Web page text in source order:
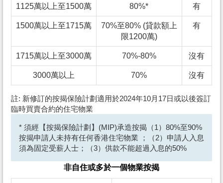
1125萬以上至1500萬 80%* 有
1500萬以上至1715萬
70%至80% (貸款額上
限1200萬)
有
1715萬以上至3000萬 70%-80% 沒有
3000萬以上 70% 沒有
註: 新修訂的按揭保險計劃適用於2024年10月17日或以後簽訂
臨時買賣合約的住宅物業
* 須經【按揭保險計劃】(MIP)承造按揭（1）80%至90%
按揭申請人未持有任何香港住宅物業 ；（2）申請人入息
須為固定受薪人士；（3）供款不能超過入息的50%
非自住或多於一個物業按揭